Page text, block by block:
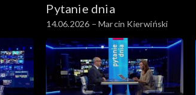
Pytanie dnia
14.06.2026 – Marcin Kierwiński